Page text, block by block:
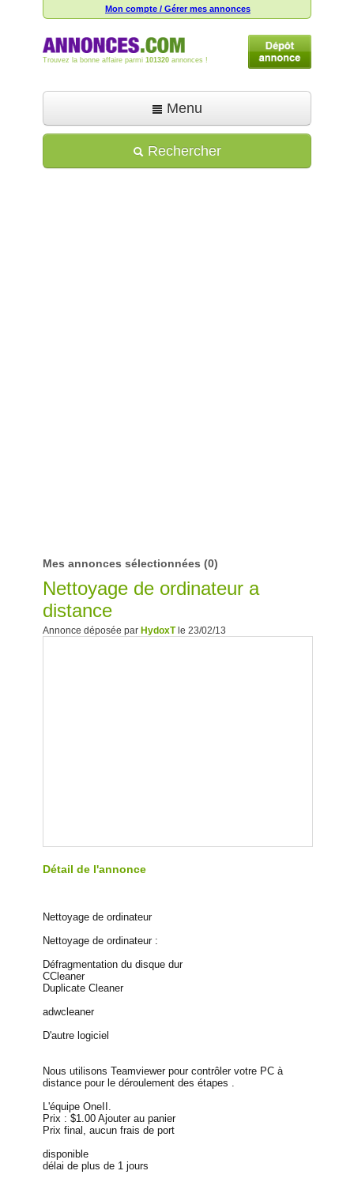
Mon compte / Gérer mes annonces
Trouvez la bonne affaire parmi 101320 annonces !
Menu
Déposer une annonce
Rechercher
Mes annonces sélectionnées (0)
Nettoyage de ordinateur a
distance
Annonce déposée par HydoxTle 23/02/13
Détail de l'annonce
Nettoyage de ordinateur
Nettoyage de ordinateur :
Défragmentation du disque dur
CCleaner
Duplicate Cleaner
adwcleaner
D'autre logiciel
Nous utilisons Teamviewer pour contrôler votre PC à
distance pour le déroulement des étapes .
L'équipe OneII.
Prix : $1.00 Ajouter au panier
Prix final, aucun frais de port
disponible
délai de plus de 1 jours